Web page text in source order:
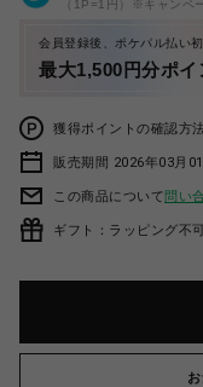
（1P=1円）※キャンペ
会員登録後、ポケパル払い
最大1,500円分ポイ
獲得ポイントの確認方
販売期間 2026年03月
この商品について問い
ギフト：ラッピング不可